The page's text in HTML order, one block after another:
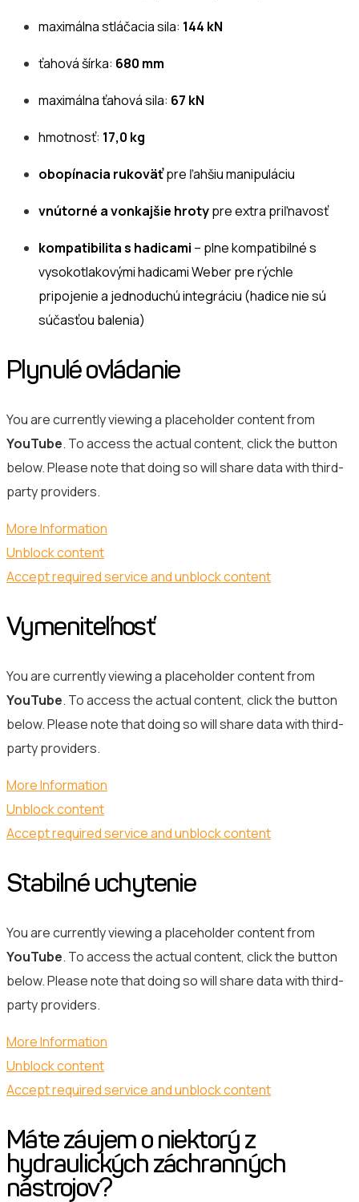
maximálna stláčacia sila: 144 kN
ťahová šírka: 680 mm
maximálna ťahová sila: 67 kN
hmotnosť: 17,0 kg
obopínacia rukoväťpre ľahšiu manipuláciu
vnútorné a vonkajšie hrotypre extra priľnavosť
kompatibilita s hadicami – plne kompatibilné s
vysokotlakovými hadicami Weber pre rýchle
pripojenie a jednoduchú integráciu (hadice nie sú
súčasťou balenia)
Plynulé ovládanie
You are currently viewing a placeholder content from
YouTube. To access the actual content, click the button
below. Please note that doing so will share data with third-
party providers.
More Information
Unblock content
Accept required service and unblock content
Vymeniteľnosť
You are currently viewing a placeholder content from
YouTube. To access the actual content, click the button
below. Please note that doing so will share data with third-
party providers.
More Information
Unblock content
Accept required service and unblock content
Stabilné uchytenie
You are currently viewing a placeholder content from
YouTube. To access the actual content, click the button
below. Please note that doing so will share data with third-
party providers.
More Information
Unblock content
Accept required service and unblock content
Máte záujem o niektorý z
hydraulických záchranných
nástrojov?